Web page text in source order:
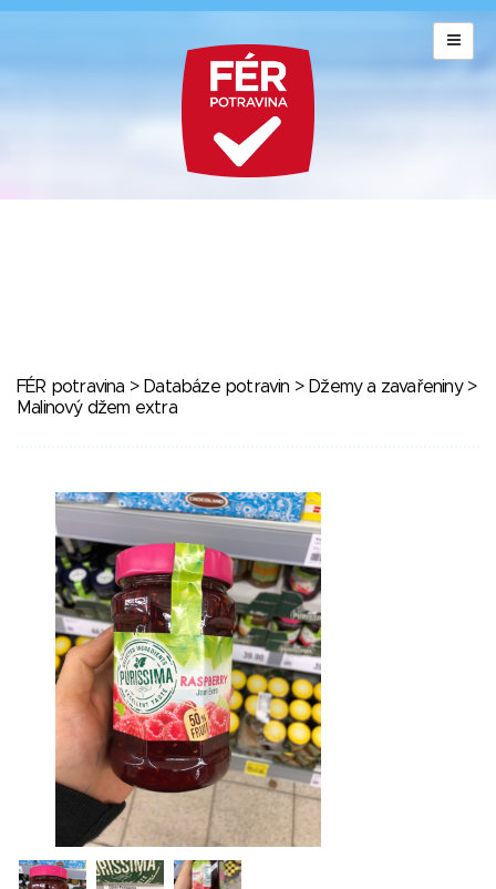
FÉR potravina > Databáze potravin > Džemy a zavařeniny>
Malinový džem extra